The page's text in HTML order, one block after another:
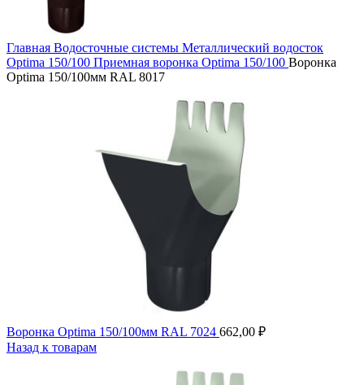
Главная Водосточные системы Металлический водосток
Optima 150/100 Приемная воронка Optima 150/100 Воронка
Optima 150/100мм RAL 8017
Воронка Optima 150/100мм RAL 7024 662,00 ₽
Назад к товарам